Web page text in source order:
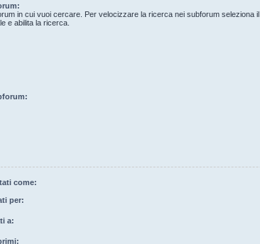
in cui vuoi cercare. Per velocizzare la ricerca nei subforum seleziona il
e abilita la ricerca.
come:
per:
a: